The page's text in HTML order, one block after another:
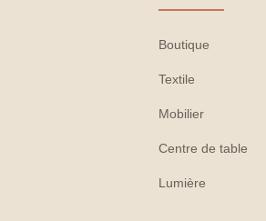
Boutique
Textile
Mobilier
Centre de table
Lumière